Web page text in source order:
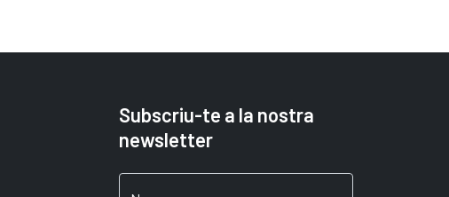
Subscriu-te a la nostra
newsletter